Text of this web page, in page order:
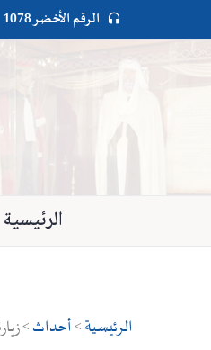

 الرقم الأخضر 1078
الرئيسية
الرئيسية>أحداث>